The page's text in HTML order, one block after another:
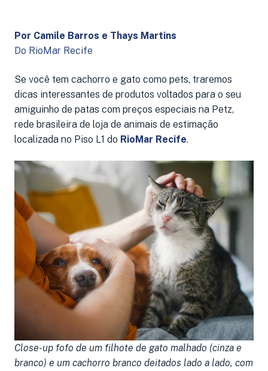
Por Camile Barros e Thays Martins
Do RioMar Recife
Se você tem cachorro e gato como pets, traremos
dicas interessantes de produtos voltados para o seu
amiguinho de patas com preços especiais na Petz,
rede brasileira de loja de animais de estimação
localizada no Piso L1 do RioMar Recife.
Close-up fofo de um filhote de gato malhado (cinza e
branco) e um cachorro branco deitados lado a lado, com